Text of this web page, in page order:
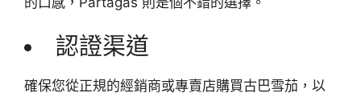
認證渠道
確保您從正規的經銷商或專賣店購買古巴雪茄，以